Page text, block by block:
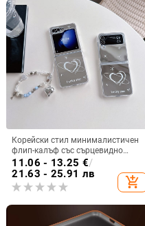
Корейски стил минималистичен
флип-калъф със сърцевидно
огледало за Samsung Galaxy Z
Flip 3/4/5
11.06 - 13.25 €/
21.63 - 25.91 лв
add_shopping_cart